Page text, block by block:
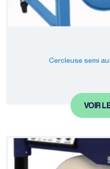
Cercleuse semi
VOIR